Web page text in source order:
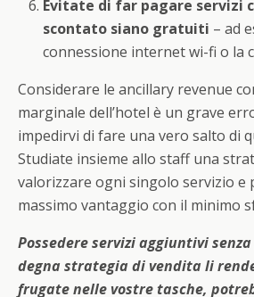
Evitate di far pagare servizi
scontato siano gratuiti – ad
connessione internet wi-fi o la
Considerare le ancillary revenue
marginale dell’hotel è un grave
impedirvi di fare una vero salto di
Studiate insieme allo staff una
valorizzare ogni singolo servizio e
massimo vantaggio con il minimo
Possedere servizi aggiuntivi
degna strategia di vendita li
frugate nelle vostre tasche,